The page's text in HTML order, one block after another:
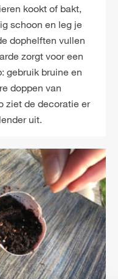
kookt of bakt,
schoon en leg je
dophelften vullen
zorgt voor een
gebruik bruine en
doppen van
ziet de decoratie er
uit.